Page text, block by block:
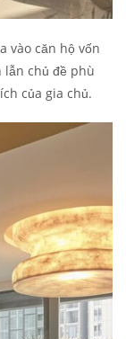
vào căn hộ vốn
lẫn chủ đề phù
của gia chủ.